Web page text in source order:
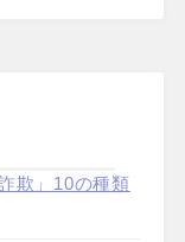
欺」10の種類